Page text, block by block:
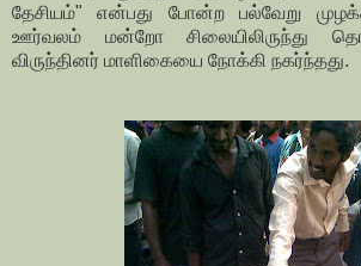
தேசியம்" என்பது போன்ற பல்வேறு
ஊர்வலம் மன்றோ சிலையிலிருந்து
விருந்தினர் மாளிகையை நோக்கி நகர்ந்தது.